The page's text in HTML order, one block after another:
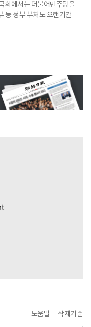
회에서는 더불어민주당을
등 정부 부처도 오랜기간
도움말 삭제기준